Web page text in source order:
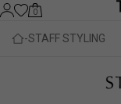
0
STAFF STYLING